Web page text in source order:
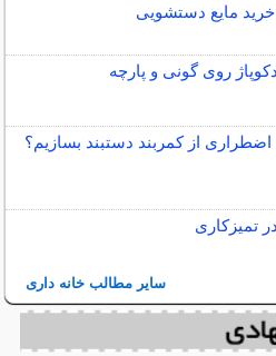
خرید مایع دستشویی
روی گونی و پارچه
اضطراری از کمربند دستبند بسازیم؟
تمیزکاری
سایر مطالب خانه داری